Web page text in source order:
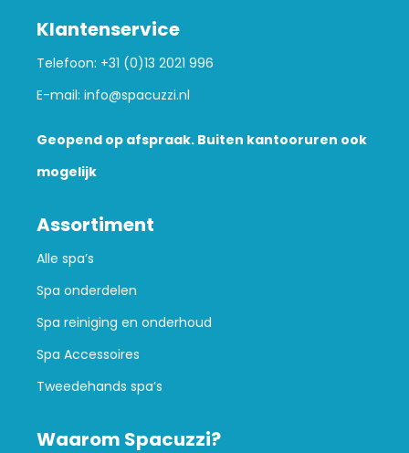
Klantenservice
Telefoon: +31 (0)13 2021 996
E-mail: info@spacuzzi.nl
Geopend op afspraak. Buiten kantooruren ook
mogelijk
Assortiment
Alle spa’s
Spa onderdelen
Spa reiniging en onderhoud
Spa Accessoires
Tweedehands spa’s
Waarom Spacuzzi?